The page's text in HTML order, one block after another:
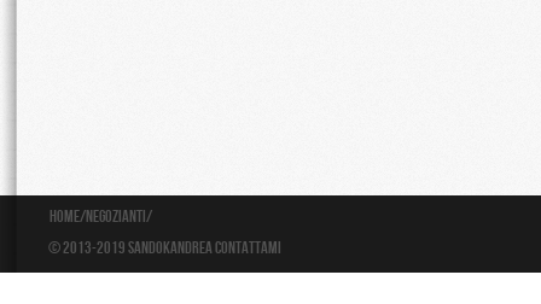
Home/Negozianti/
© 2013-2019 SandokandreaContattami